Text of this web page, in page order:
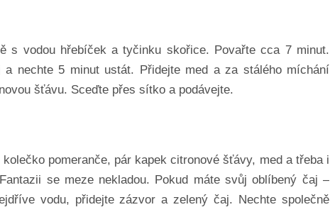
s vodou hřebíček a tyčinku skořice. Povařte cca 7 minut.
nechte 5 minut ustát. Přidejte med a za stálého míchání
šťávu. Sceďte přes sítko a podávejte.
pomeranče, pár kapek citronové šťávy, med a třeba i
se meze nekladou. Pokud máte svůj oblíbený čaj –
vodu, přidejte zázvor a zelený čaj. Nechte společně